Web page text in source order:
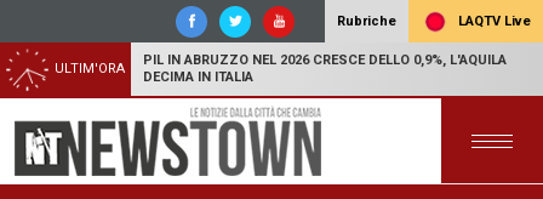
Rubriche LAQTV Live
ULTIM'ORA
PIL IN ABRUZZO NEL 2026 CRESCE DELLO 0,9%, L'AQUILA
DECIMA IN ITALIA